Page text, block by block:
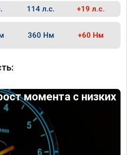
114 л.с. +19 л.с.
360 Нм +60 Нм
момента с низких